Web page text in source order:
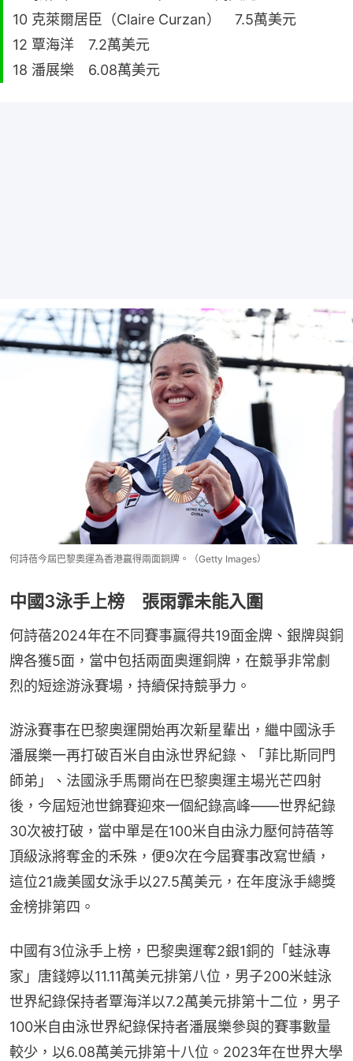
10 克萊爾居臣（Claire Curzan） 7.5萬美元
12 覃海洋 7.2萬美元
18 潘展樂 6.08萬美元
何詩蓓今屆巴黎奧運為香港贏得兩面銅牌。（Getty Images）
中國3泳手上榜 張雨霏未能入圍
何詩蓓2024年在不同賽事贏得共19面金牌、銀牌與銅
牌各獲5面，當中包括兩面奧運銅牌，在競爭非常劇
烈的短途游泳賽場，持續保持競爭力。
游泳賽事在巴黎奧運開始再次新星輩出，繼中國泳手
潘展樂一再打破百米自由泳世界紀錄、「菲比斯同門
師弟」、法國泳手馬爾尚在巴黎奧運主場光芒四射
後，今屆短池世錦賽迎來一個紀錄高峰——世界紀錄
30次被打破，當中單是在100米自由泳力壓何詩蓓等
頂級泳將奪金的禾殊，便9次在今屆賽事改寫世績，
這位21歲美國女泳手以27.5萬美元，在年度泳手總獎
金榜排第四。
中國有3位泳手上榜，巴黎奧運奪2銀1銅的「蛙泳專
家」唐錢婷以11.11萬美元排第八位，男子200米蛙泳
世界紀錄保持者覃海洋以7.2萬美元排第十二位，男子
100米自由泳世界紀錄保持者潘展樂參與的賽事數量
較少，以6.08萬美元排第十八位。2023年在世界大學